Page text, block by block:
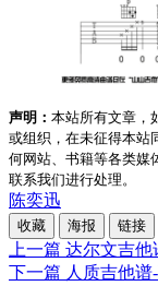
声明： 本站所有文章，
或组织，在未征得本站
何网站、书籍等各类媒
联系我们进行处理。
陈奕迅
收藏 海报 链接
上一篇 达尔文吉他
下一篇 人质吉他